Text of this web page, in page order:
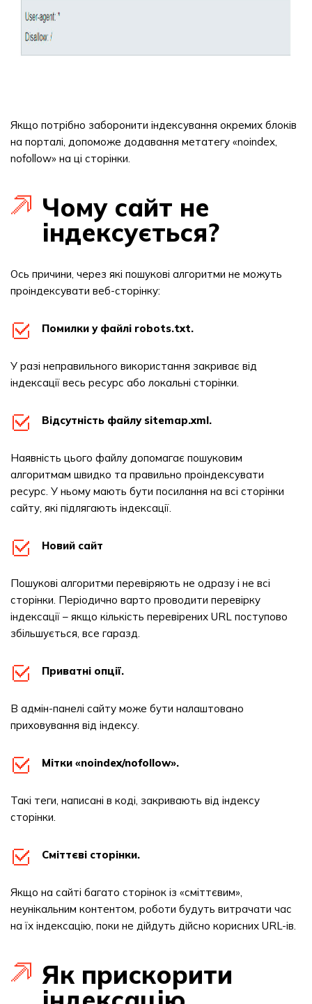
Якщо потрібно заборонити індексування окремих блоків
на порталі, допоможе додавання метатегу «noindex,
nofollow» на ці сторінки.
Чому сайт не
індексується?
Ось причини, через які пошукові алгоритми не можуть
проіндексувати веб-сторінку:
Помилки у файлі robots.txt.
У разі неправильного використання закриває від
індексації весь ресурс або локальні сторінки.
Відсутність файлу sitemap.xml.
Наявність цього файлу допомагає пошуковим
алгоритмам швидко та правильно проіндексувати
ресурс. У ньому мають бути посилання на всі сторінки
сайту, які підлягають індексації.
Новий сайт
Пошукові алгоритми перевіряють не одразу і не всі
сторінки. Періодично варто проводити перевірку
індексації – якщо кількість перевірених URL поступово
збільшується, все гаразд.
Приватні опції.
В адмін-панелі сайту може бути налаштовано
приховування від індексу.
Мітки «noindex/nofollow».
Такі теги, написані в коді, закривають від індексу
сторінки.
Сміттєві сторінки.
Якщо на сайті багато сторінок із «сміттєвим»,
неунікальним контентом, роботи будуть витрачати час
на їх індексацію, поки не дійдуть дійсно корисних URL-ів.
Як прискорити